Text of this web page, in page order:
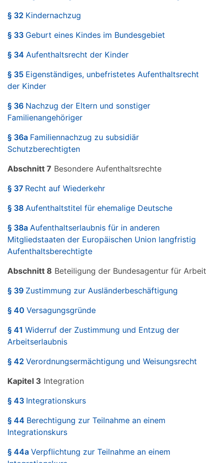
§ 32 Kindernachzug
§ 33 Geburt eines Kindes im Bundesgebiet
§ 34 Aufenthaltsrecht der Kinder
§ 35 Eigenständiges, unbefristetes Aufenthaltsrecht
der Kinder
§ 36 Nachzug der Eltern und sonstiger
Familienangehöriger
§ 36a Familiennachzug zu subsidiär
Schutzberechtigten
Abschnitt 7 Besondere Aufenthaltsrechte
§ 37 Recht auf Wiederkehr
§ 38 Aufenthaltstitel für ehemalige Deutsche
§ 38a Aufenthaltserlaubnis für in anderen
Mitgliedstaaten der Europäischen Union langfristig
Aufenthaltsberechtigte
Abschnitt 8 Beteiligung der Bundesagentur für Arbeit
§ 39 Zustimmung zur Ausländerbeschäftigung
§ 40 Versagungsgründe
§ 41 Widerruf der Zustimmung und Entzug der
Arbeitserlaubnis
§ 42 Verordnungsermächtigung und Weisungsrecht
Kapitel 3 Integration
§ 43 Integrationskurs
§ 44 Berechtigung zur Teilnahme an einem
Integrationskurs
§ 44a Verpflichtung zur Teilnahme an einem